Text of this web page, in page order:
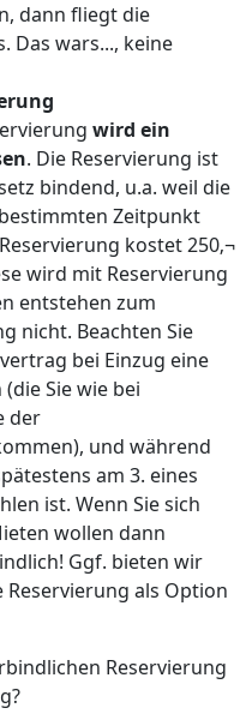
dann fliegt die
Das wars..., keine
wird ein
. Die Reservierung ist
bindend, u.a. weil die
Zeitpunkt
kostet 250‚¬
wird mit Reservierung
entstehen zum
nicht. Beachten Sie
bei Einzug eine
Sie wie bei
der
und während
am 3. eines
ist. Wenn Sie sich
wollen dann
Ggf. bieten wir
als Option
Reservierung